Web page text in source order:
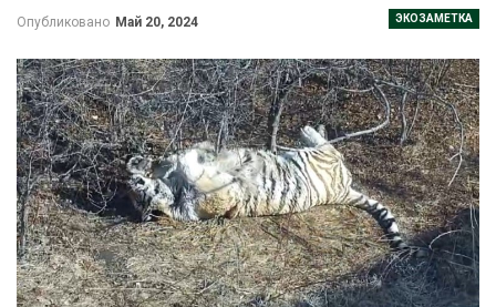
ЭКОЗАМЕТКА
Опубликовано Май 20, 2024